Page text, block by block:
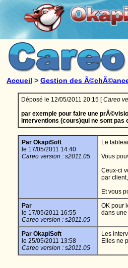
Accueil > Gestion des
Déposé le 12/05/2011 20:15 [Careo
par exemple pour faire une
interventions (cours)qui ne sont pas
Par OkapiSoft
le 17/05/2011 14:40
Careo version : s2011.05
Le
Vous
Ceux-ci
par
Et vous
Par
le 17/05/2011 16:55
Careo version : s2011.05
OK pour
dans une
Par OkapiSoft
le 25/05/2011 13:58
Careo version : s2011.05
Les
Elles ne